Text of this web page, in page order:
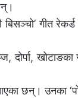
बिसञ्चो’ गीत
दोर्पा,
छन्। उनका